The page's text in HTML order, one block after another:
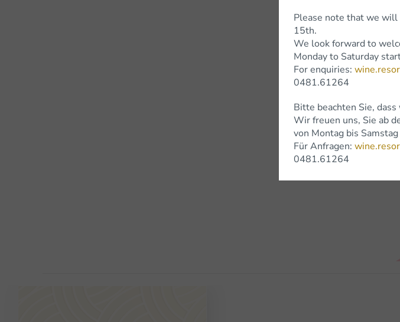
Please note that we
15th.
We look forward to
Monday to Saturday
For enquiries:
0481.61264
Bitte beachten Sie,
Wir freuen uns, Sie ab
von Montag bis
Für Anfragen:
0481.61264